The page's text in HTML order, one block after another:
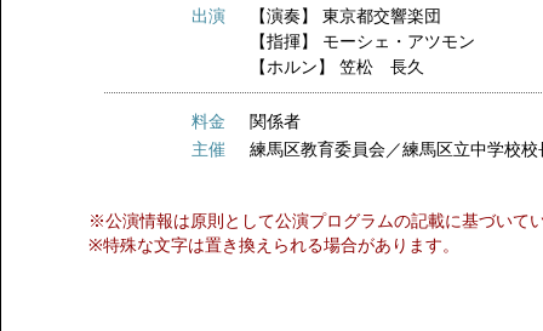
出演
【演奏】東京都交響楽団
【指揮】 モーシェ・アツモン
【ホルン】笠松 長久
料金
関係者
主催
練馬区教育委員会／練馬区立中学校
※公演情報は原則として公演プログラムの記載に基づいて
※特殊な文字は置き換えられる場合があります。